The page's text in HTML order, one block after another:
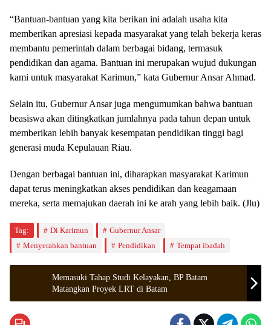
“Bantuan-bantuan yang kita berikan ini adalah usaha kita
memberikan apresiasi kepada masyarakat yang telah bekerja keras
membantu pemerintah dalam berbagai bidang, termasuk
pendidikan dan agama. Bantuan ini merupakan wujud dukungan
kami untuk masyarakat Karimun,” kata Gubernur Ansar Ahmad.
Selain itu, Gubernur Ansar juga mengumumkan bahwa bantuan
beasiswa akan ditingkatkan jumlahnya pada tahun depan untuk
memberikan lebih banyak kesempatan pendidikan tinggi bagi
generasi muda Kepulauan Riau.
Dengan berbagai bantuan ini, diharapkan masyarakat Karimun
dapat terus meningkatkan akses pendidikan dan keagamaan
mereka, serta memajukan daerah ini ke arah yang lebih baik. (Jlu)
Tag: Di Karimun
Gubernur Ansar
Menyerahkan bantuan
Pendidikan Tempat ibadah
Memasuki Tahap Studi Kelayakan, BP Batam
Matangkan Proyek LRT di Batam